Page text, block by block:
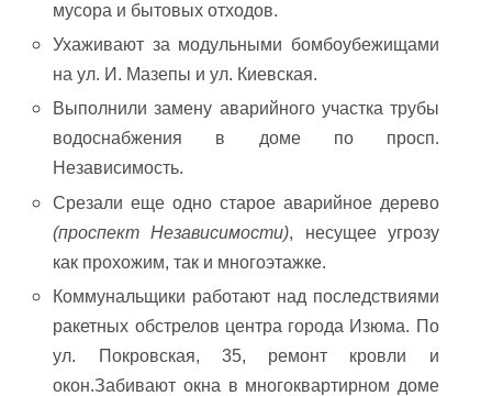
мусора и бытовых отходов.
Ухаживают за модульными бомбоубежищами
на ул. И. Мазепы и ул. Киевская.
Выполнили замену аварийного участка трубы
водоснабжения в доме по просп.
Независимость.
Срезали еще одно старое аварийное дерево
(проспект Независимости), несущее угрозу
как прохожим, так и многоэтажке.
Коммунальщики работают над последствиями
ракетных обстрелов центра города Изюма. По
ул. Покровская, 35, ремонт кровли и
окон.Забивают окна в многоквартирном доме